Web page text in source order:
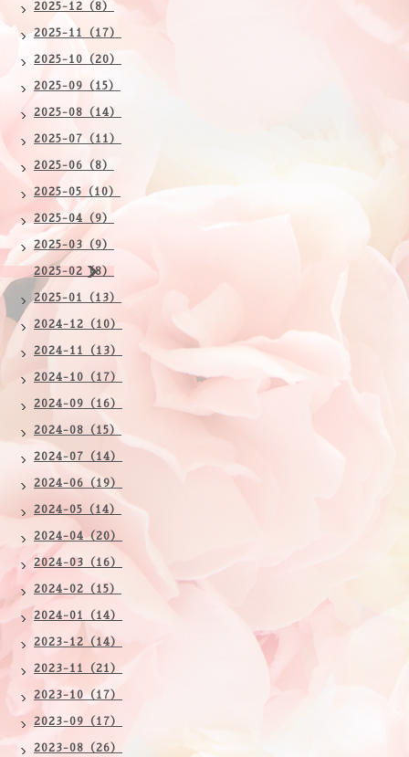
2025-12（8）
2025-11（17）
2025-10（20）
2025-09（15）
2025-08（14）
2025-07（11）
2025-06（8）
2025-05（10）
2025-04（9）
2025-03（9）
2025-02（8）
2025-01（13）
2024-12（10）
2024-11（13）
2024-10（17）
2024-09（16）
2024-08（15）
2024-07（14）
2024-06（19）
2024-05（14）
2024-04（20）
2024-03（16）
2024-02（15）
2024-01（14）
2023-12（14）
2023-11（21）
2023-10（17）
2023-09（17）
2023-08（26）